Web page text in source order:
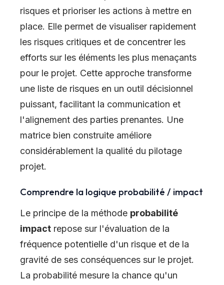
risques et prioriser les actions à mettre en
place. Elle permet de visualiser rapidement
les risques critiques et de concentrer les
efforts sur les éléments les plus menaçants
pour le projet. Cette approche transforme
une liste de risques en un outil décisionnel
puissant, facilitant la communication et
l'alignement des parties prenantes. Une
matrice bien construite améliore
considérablement la qualité du pilotage
projet.
Comprendre la logique probabilité / impact
Le principe de la méthode probabilité
impact repose sur l'évaluation de la
fréquence potentielle d'un risque et de la
gravité de ses conséquences sur le projet.
La probabilité mesure la chance qu'un